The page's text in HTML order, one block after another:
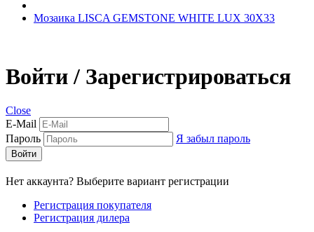
Мозаика LISCA GEMSTONE WHITE LUX 30X33
Войти / Зарегистрироваться
Close
E-Mail
Пароль
Я забыл пароль
Войти
Нет аккаунта? Выберите вариант регистрации
Регистрация покупателя
Регистрация дилера